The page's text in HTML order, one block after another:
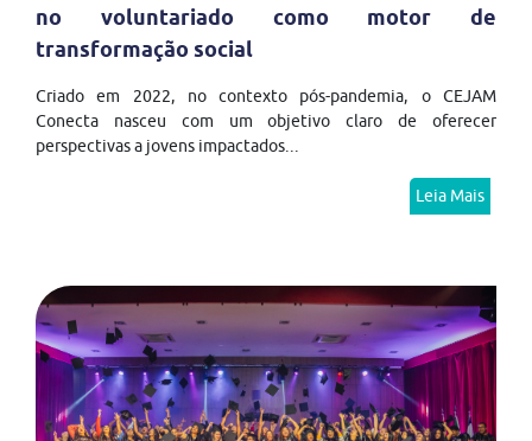
no voluntariado como motor de
transformação social
Criado em 2022, no contexto pós-pandemia, o CEJAM
Conecta nasceu com um objetivo claro de oferecer
perspectivas a jovens impactados...
Leia Mais